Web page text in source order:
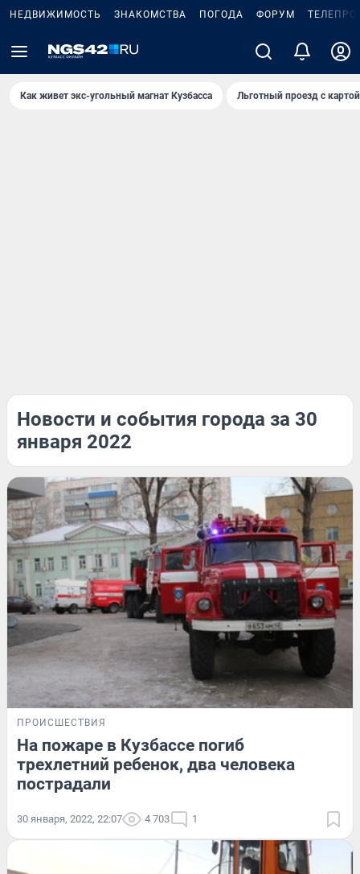
НЕДВИЖИМОСТЬ ЗНАКОМСТВА ПОГОДА ФОРУМ
Как живет экс-угольный магнат Кузбасса Льготный проезд с
Новости и события города за 30
января 2022
ПРОИСШЕСТВИЯ
На пожаре в Кузбассе погиб
трехлетний ребенок, два человека
пострадали
30 января, 2022, 22:07 4 703 1